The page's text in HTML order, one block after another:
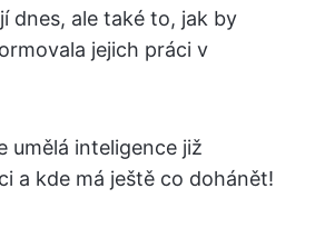
dnes, ale také to, jak by
jejich práci v
umělá inteligence již
a kde má ještě co dohánět!